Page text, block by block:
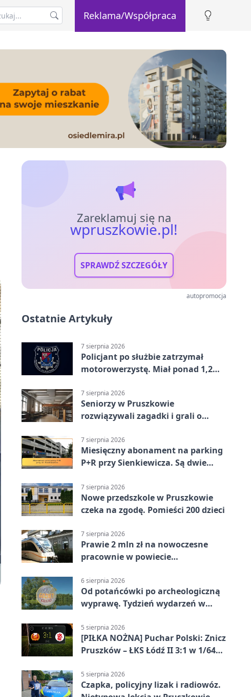
Reklama/Współpraca
Zareklamuj się na
wpruszkowie.pl!
SPRAWDŹ SZCZEGÓŁY
autopromocja
Ostatnie Artykuły
7 sierpnia 2026
Policjant po służbie zatrzymał
motorowerzystę. Miał ponad 1,2
7 sierpnia 2026
Seniorzy w Pruszkowie
rozwiązywali zagadki i grali o
7 sierpnia 2026
Miesięczny abonament na parking
P+R przy Sienkiewicza. Są dwie
7 sierpnia 2026
Nowe przedszkole w Pruszkowie
czeka na zgodę. Pomieści 200 dzieci
7 sierpnia 2026
Prawie 2 mln zł na nowoczesne
pracownie w powiecie
6 sierpnia 2026
Od potańcówki po archeologiczną
wyprawę. Tydzień wydarzeń w
5 sierpnia 2026
[PIŁKA NOŻNA] Puchar Polski: Znicz
Pruszków – ŁKS Łódź II 3:1 w 1/64
5 sierpnia 2026
Czapka, policyjny lizak i radiowóz.